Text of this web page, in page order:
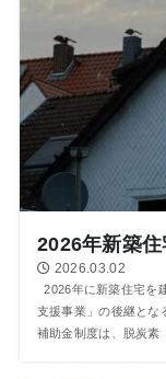
2026年新築
2026.03.02
2026年に新築住宅を
支援事業」の後継とな
補助金制度は、脱炭素